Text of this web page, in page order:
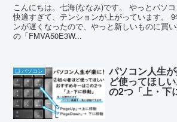
こんにちは。七海(ななみ)です。 やっとパソ
快適すぎて、テンションが上がっています。
ンが遅くなったので、やっと新しいものに買
の「FMVA50E3W...
❏ パソコン パソコン人生
ど使ってほし
の2つ「上・下